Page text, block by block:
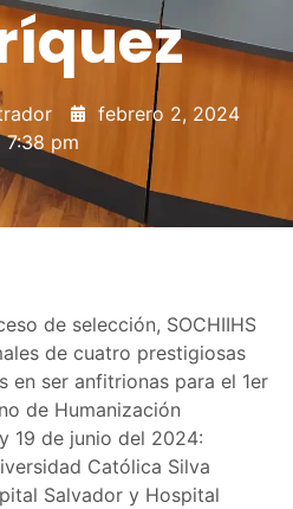
febrero 2, 2024
7:38 pm
de selección, SOCHIIHS
de cuatro prestigiosas
en ser anfitrionas para el 1er
de Humanización
19 de junio del 2024:
Católica Silva
Salvador y Hospital